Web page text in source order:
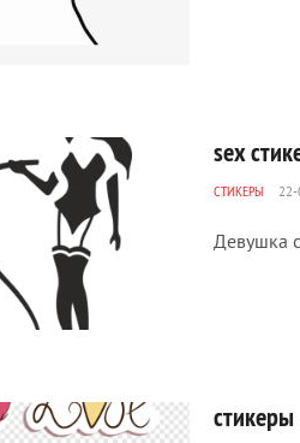
sex
СТИКЕРЫ
Девушка
стикеры